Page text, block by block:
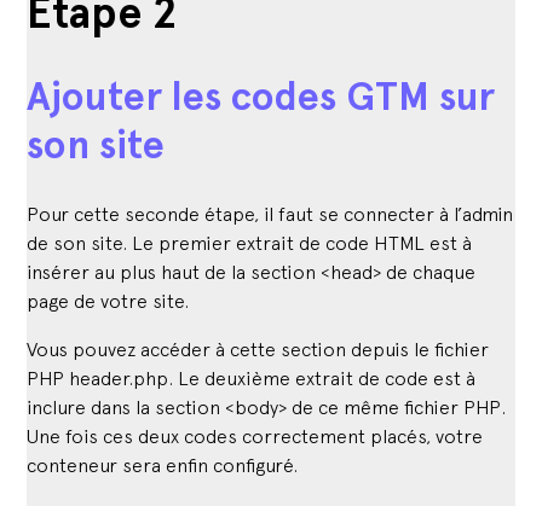
Étape 2
Ajouter les codes GTM sur
son site
Pour cette seconde étape, il faut se connecter à l’admin
de son site. Le premier extrait de code HTML est à
insérer au plus haut de la section <head> de chaque
page de votre site.
Vous pouvez accéder à cette section depuis le fichier
PHP header.php. Le deuxième extrait de code est à
inclure dans la section <body> de ce même fichier PHP.
Une fois ces deux codes correctement placés, votre
conteneur sera enfin configuré.